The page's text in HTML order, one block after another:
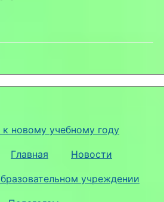
новому учебному году
Главная Новости
учреждении